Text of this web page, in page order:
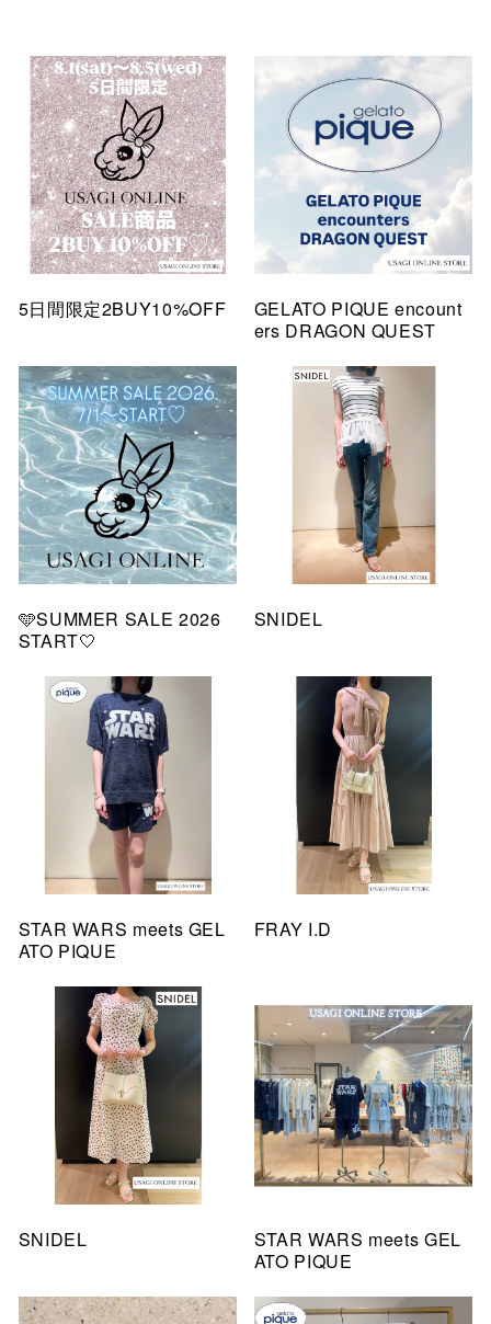
5日間限定2BUY10%OFF
GELATO PIQUE encount
ers DRAGON QUEST
🩵SUMMER SALE 2026
START🤍
SNIDEL
STAR WARS meets GEL
ATO PIQUE
FRAY I.D
SNIDEL
STAR WARS meets GEL
ATO PIQUE